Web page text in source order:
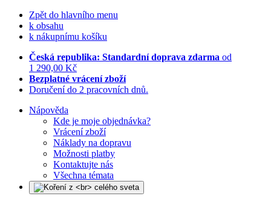
Zpět do hlavního menu
k obsahu
k nákupnímu košíku
Česká republika: Standardní doprava zdarma od
1 290,00 Kč
Bezplatné vrácení zboží
Doručení do 2 pracovních dnů.
Nápověda
Kde je moje objednávka?
Vrácení zboží
Náklady na dopravu
Možnosti platby
Kontaktujte nás
Všechna témata